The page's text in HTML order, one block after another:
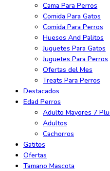
Cama Para Perros
Comida Para Gatos
Comida Para Perros
Huesos And Palitos
Juguetes Para Gatos
Juguetes Para Perros
Ofertas del Mes
Treats Para Perros
Destacados
Edad Perros
Adulto Mayores 7
Adultos
Cachorros
Gatitos
Ofertas
Tamano Mascota